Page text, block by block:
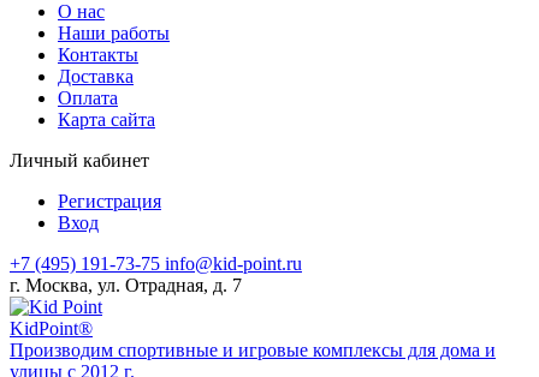
О нас
Наши работы
Контакты
Доставка
Оплата
Карта сайта
Личный кабинет
Регистрация
Вход
+7 (495) 191-73-75 info@kid-point.ru
г. Москва, ул. Отрадная, д. 7
KidPoint®
Производим спортивные и игровые комплексы для дома и
улицы с 2012 г.